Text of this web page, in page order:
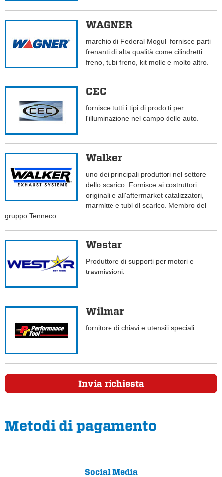
WAGNER
marchio di Federal Mogul, fornisce parti
frenanti di alta qualità come cilindretti
freno, tubi freno, kit molle e molto altro.
CEC
fornisce tutti i tipi di prodotti per
l'illuminazione nel campo delle auto.
Walker
uno dei principali produttori nel settore
dello scarico. Fornisce ai costruttori
originali e all'aftermarket catalizzatori,
marmitte e tubi di scarico. Membro del
gruppo Tenneco.
Westar
Produttore di supporti per motori e
trasmissioni.
Wilmar
fornitore di chiavi e utensili speciali.
Invia richiesta
Metodi di pagamento
Social Media